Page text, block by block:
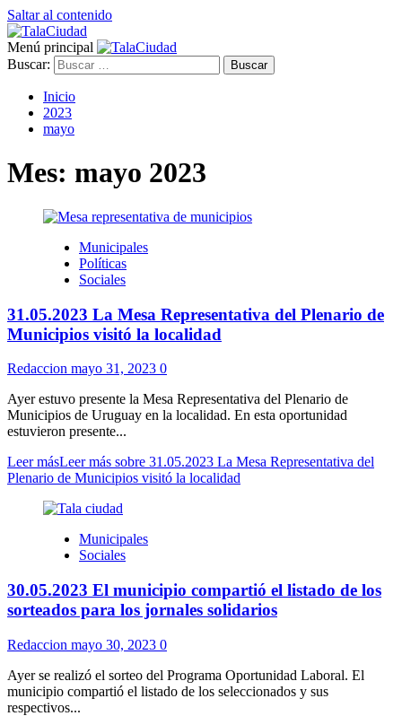
Saltar al contenido
Menú principal
Buscar:
Inicio
2023
mayo
Mes: mayo 2023
Municipales
Políticas
Sociales
31.05.2023 La Mesa Representativa del Plenario de
Municipios visitó la localidad
Redaccion mayo 31, 2023 0
Ayer estuvo presente la Mesa Representativa del Plenario de
Municipios de Uruguay en la localidad. En esta oportunidad
estuvieron presente...
Leer másLeer más sobre 31.05.2023 La Mesa Representativa del
Plenario de Municipios visitó la localidad
Municipales
Sociales
30.05.2023 El municipio compartió el listado de los
sorteados para los jornales solidarios
Redaccion mayo 30, 2023 0
Ayer se realizó el sorteo del Programa Oportunidad Laboral. El
municipio compartió el listado de los seleccionados y sus
respectivos...